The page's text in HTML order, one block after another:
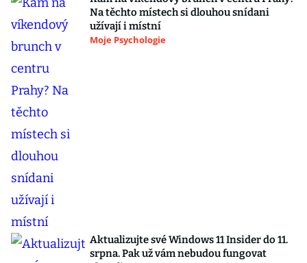
Na těchto místech si dlouhou snídani
užívají i místní
Moje Psychologie
Aktualizujte své Windows 11 Insider do 11.
srpna. Pak už vám nebudou fungovat